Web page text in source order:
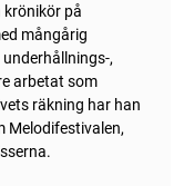
krönikör på
mångårig
,
arbetat som
räkning har han
Melodifestivalen,